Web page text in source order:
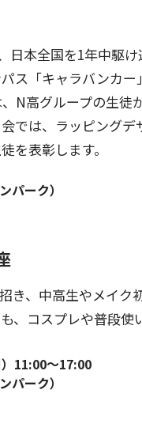
日本全国を1年中駆
ス「キャラバンカー
N高グループの生
では、ラッピング
を表彰します。
パーク）
き、中高生やメイ
、コスプレや普段
11:00〜17:00
パーク）